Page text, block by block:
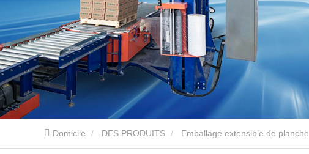
Domicile DES PRODUITS Emballage extensible de planche